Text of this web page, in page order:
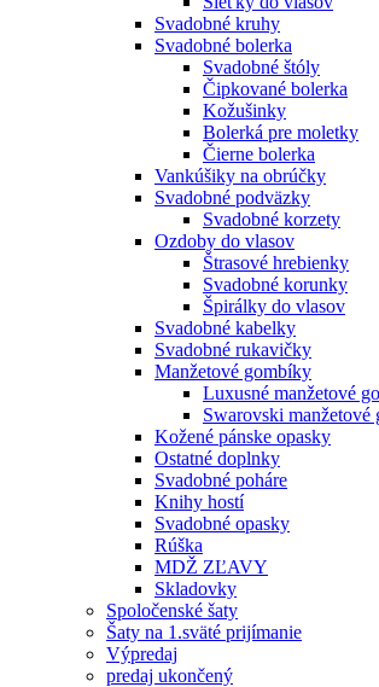
Svadobné kruhy
Svadobné bolerka
Svadobné štóly
Čipkované bolerka
Kožušinky
Bolerká pre moletky
Čierne bolerka
Vankúšiky na obrúčky
Svadobné podväzky
Svadobné korzety
Ozdoby do vlasov
Štrasové hrebienky
Svadobné korunky
Špirálky do vlasov
Svadobné kabelky
Svadobné rukavičky
Manžetové gombíky
Luxusné manžetové
Swarovski manžetové
Kožené pánske opasky
Ostatné doplnky
Svadobné poháre
Knihy hostí
Svadobné opasky
Rúška
MDŽ ZĽAVY
Skladovky
Spoločenské šaty
Šaty na 1.sväté prijímanie
Výpredaj
predaj ukončený